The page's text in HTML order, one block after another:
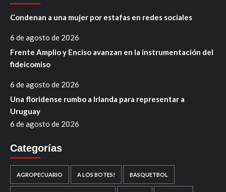
Condenan a una mujer por estafas en redes sociales
6 de agosto de 2026
Frente Amplio y Enciso avanzan en la instrumentación del
fideicomiso
6 de agosto de 2026
Una floridense rumbo a Irlanda para representar a
Uruguay
6 de agosto de 2026
Categorías
AGROPECUARIO A LOS BOTES! BASQUETBOL